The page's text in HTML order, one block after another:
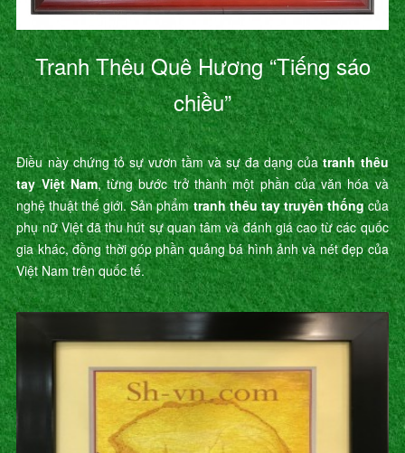
Tranh Thêu Quê Hương “Tiếng sáo
chiều”
Điều này chứng tỏ sự vươn tầm và sự đa dạng củatranh thêu
tay Việt Nam, từng bước trở thành một phần của văn hóa và
nghệ thuật thế giới. Sản phẩmtranh thêu tay truyền thốngcủa
phụ nữ Việt đã thu hút sự quan tâm và đánh giá cao từ các quốc
gia khác, đồng thời góp phần quảng bá hình ảnh và nét đẹp của
Việt Nam trên quốc tế.